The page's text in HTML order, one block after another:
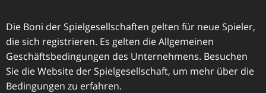
Die Boni der Spielgesellschaften gelten für neue Spieler,
die sich registrieren. Es gelten die Allgemeinen
Geschäftsbedingungen des Unternehmens. Besuchen
Sie die Website der Spielgesellschaft, um mehr über die
Bedingungen zu erfahren.